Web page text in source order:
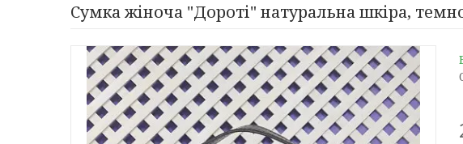
Сумка жіноча "Дороті" натуральна шкіра,